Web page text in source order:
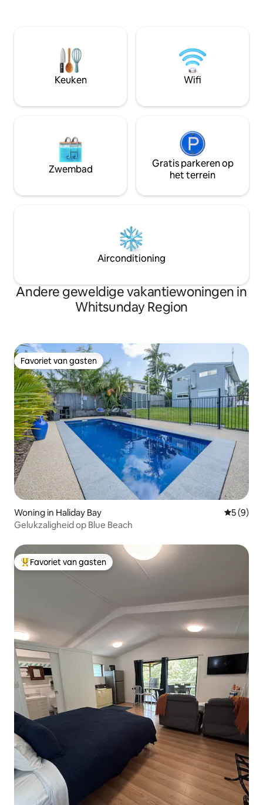
en wilde dieren. Suite gelegen aan de
noordkant van het huis, sommige
dagelijkse geluiden kunnen worden
gehoord. Respecteer je privacy.
eigen schattige
tafel voor twee.
Keuken Wifi
Zwembad
Gratis parkeren op
het terrein
Airconditioning
Andere geweldige vakantiewoningen in
Whitsunday Region
Favoriet van gasten
Favoriet van gasten
Woning in Haliday Bay
5 (9)
Gelukzaligheid op Blue Beach
Topfavoriet van gasten
Favoriet van gasten